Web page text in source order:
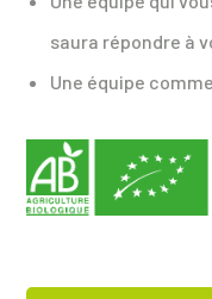
saura répondre à
Une équipe